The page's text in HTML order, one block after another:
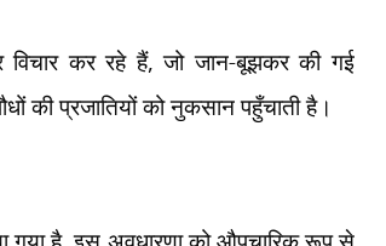
कर रहे हैं,जो जान-बूझकर की गई
की प्रजातियों को नुकसान पहुँचाती है।